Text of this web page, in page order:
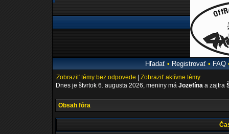
Hľadať• Registrovať• FAQ
Zobraziť témy bez odpovede
Zobraziť aktívne témy
Dnes je štvrtok 6. augusta 2026, meniny má Jozefína a zajtra
Obsah fóra